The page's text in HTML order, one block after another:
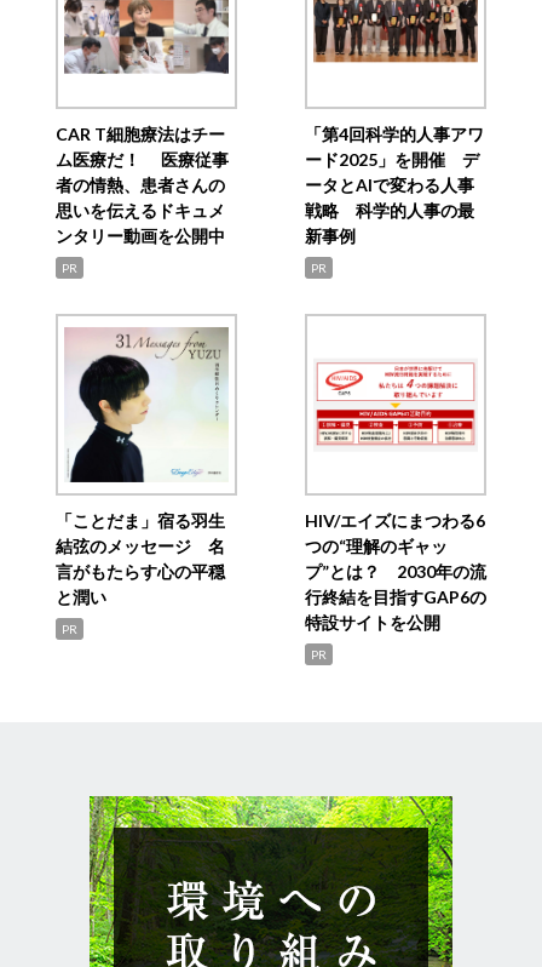
CAR T細胞療法はチー
ム医療だ！ 医療従事
者の情熱、患者さんの
思いを伝えるドキュメ
ンタリー動画を公開中
PR
「第4回科学的人事アワ
ード2025」を開催 デ
ータとAIで変わる人事
戦略 科学的人事の最
新事例
PR
「ことだま」宿る羽生
結弦のメッセージ 名
言がもたらす心の平穏
と潤い
PR
HIV/エイズにまつわる6
つの“理解のギャッ
プ”とは？ 2030年の流
行終結を目指すGAP6の
特設サイトを公開
PR